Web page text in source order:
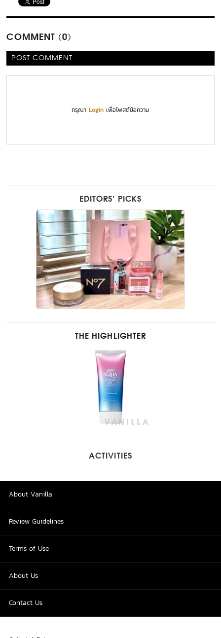
COMMENT (0)
POST COMMENT
กรุณาLogin เพื่อโพสต์ข้อความ
EDITORS’ PICKS
THE HIGHLIGHTER
ACTIVITIES
About Vanilla
Review Guidelines
Terms of Use
About Us
Contact Us